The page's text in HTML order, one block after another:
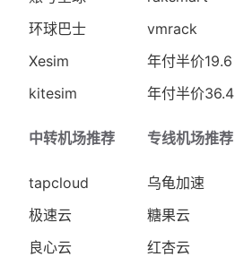
环球巴士
Xesim
kitesim
vmrack
年付半价19.6
年付半价36.4
中转机场推荐
tapcloud
极速云
良心云
专线机场推荐
乌龟加速
糖果云
红杏云